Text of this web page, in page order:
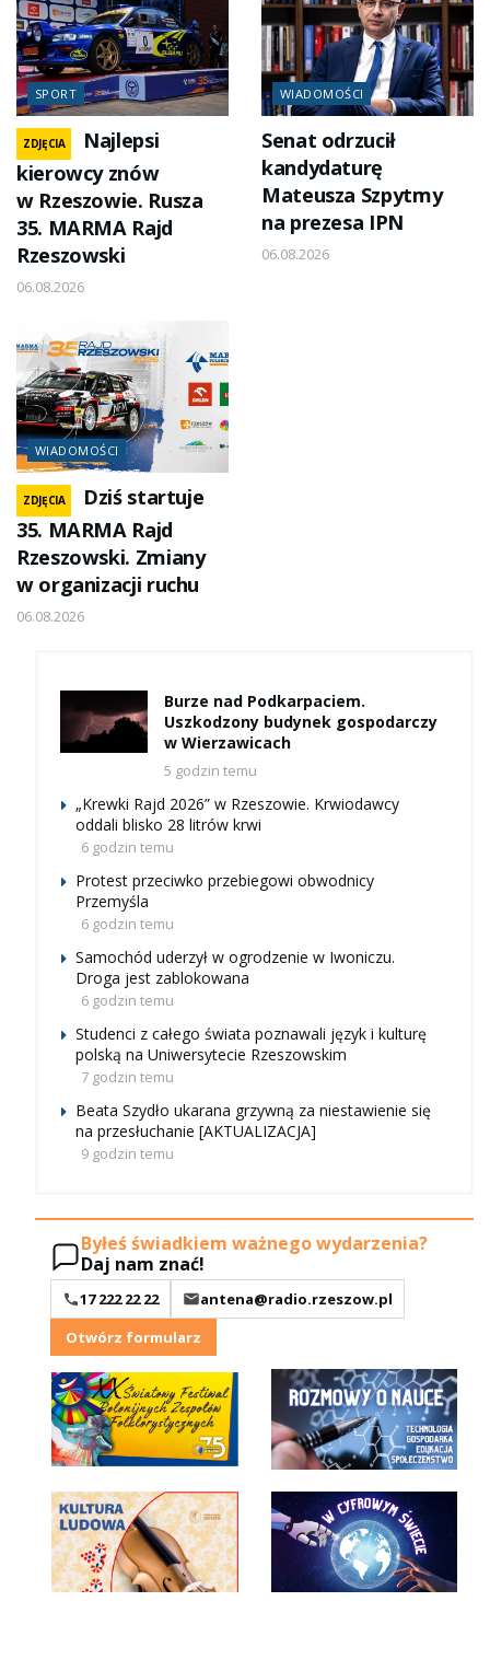
SPORT
ZDJĘCIA
Najlepsi
kierowcy znów
w Rzeszowie. Rusza
35. MARMA Rajd
Rzeszowski
06.08.2026
WIADOMOŚCI
Senat odrzucił
kandydaturę
Mateusza Szpytmy
na prezesa IPN
06.08.2026
WIADOMOŚCI
ZDJĘCIA
Dziś startuje
35. MARMA Rajd
Rzeszowski. Zmiany
w organizacji ruchu
06.08.2026
Burze nad Podkarpaciem.
Uszkodzony budynek gospodarczy
w Wierzawicach
5 godzin temu
„Krewki Rajd 2026” w Rzeszowie. Krwiodawcy
oddali blisko 28 litrów krwi
6 godzin temu
Protest przeciwko przebiegowi obwodnicy
Przemyśla
6 godzin temu
Samochód uderzył w ogrodzenie w Iwoniczu.
Droga jest zablokowana
6 godzin temu
Studenci z całego świata poznawali język i kulturę
polską na Uniwersytecie Rzeszowskim
7 godzin temu
Beata Szydło ukarana grzywną za niestawienie się
na przesłuchanie [AKTUALIZACJA]
9 godzin temu
Byłeś świadkiem ważnego wydarzenia?
Daj nam znać!
17 222 22 22
antena@radio.rzeszow.pl
Otwórz formularz